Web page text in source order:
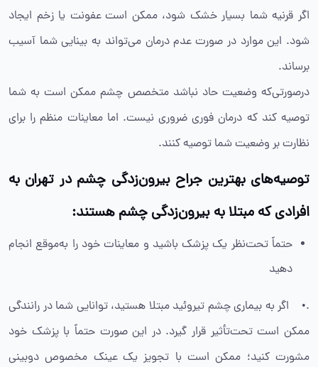
اگر قرنیه شما بسیار خشک شود، ممکن است عفونت یا زخم ایجاد
شود. این موارد در صورت عدم درمان می‌تواند به بینایی شما آسیب
برساند.
درصورتی‌که وضعیت حاد نباشد متخصص چشم ممکن است به شما
توصیه کند که درمان فوری ضروری نیست. اما معاینات منظم را برای
نظارت بر وضعیت شما توصیه کنند.
توصیه‌های بهترین جراح بیرون‌زدگی چشم در تهران به
افرادیکه مبتلا به بیرون‌زدگی چشم هستند:
حتماً تحت‌نظر یک پزشک باشید و معاینات خود را به‌موقع انجام
دهید
.• اگر به بیماری چشم تیروئید مبتلا هستید، توانایی شما در رانندگی
ممکن است تحت‌تأثیر قرار گیرد. در این صورت حتماً با پزشک خود
مشورت کنید؛ ممکن است با تجویز یک عینک مخصوص دوبینی